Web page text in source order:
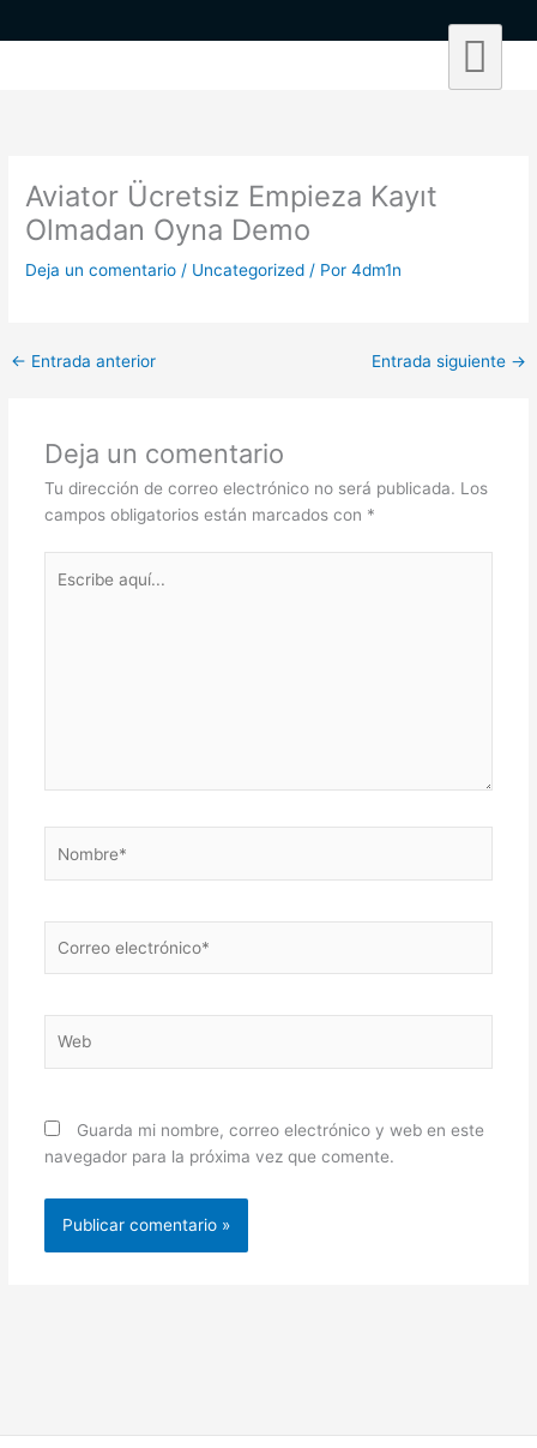
al
Aviator Ücretsiz Empieza Kayıt
Olmadan Oyna Demo
Deja un comentario / Uncategorized / Por4dm1n
← Entrada anterior Entrada siguiente →
Deja un comentario
Tu dirección de correo electrónico no será publicada. Los
campos obligatorios están marcados con *
aquí...
electrónico*
Guarda mi nombre, correo electrónico y web en este
navegador para la próxima vez que comente.